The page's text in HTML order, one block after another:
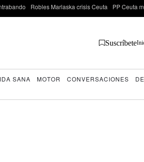
Robles Marlaska crisis Ceuta PP Ceuta
Suscríbete
SANA MOTOR CONVERSACIONES